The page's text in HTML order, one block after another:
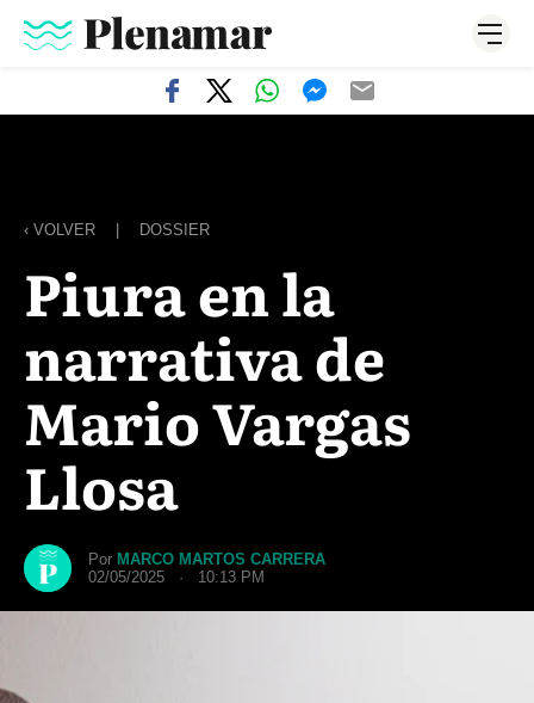
‹ VOLVER DOSSIER
Piura en la
narrativa de
Mario Vargas
Llosa
Por MARCO MARTOS CARRERA
02/05/2025 · 10:13 PM